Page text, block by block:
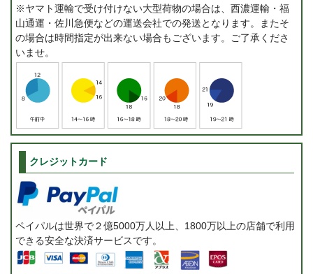
※ヤマト運輸で受け付けない大型荷物の場合は、西濃運輸・福
山通運・佐川急便などの運送会社での発送となります。またそ
の場合は時間指定が出来ない場合もございます。ご了承くださ
いませ。
クレジットカード
ペイパルは世界で２億5000万人以上、1800万以上の店舗で利用
できる安全な決済サービスです。